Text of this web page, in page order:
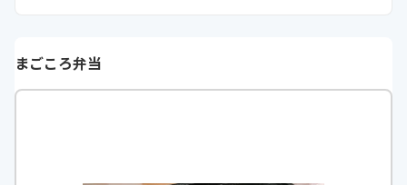
まごころ弁当